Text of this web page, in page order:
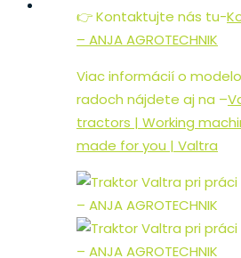
👉Kontaktujte nás tu-
– ANJA AGROTECHNIK
Viac informácií o
radoch nájdete aj na –
tractors | Working
made for you | Valtra